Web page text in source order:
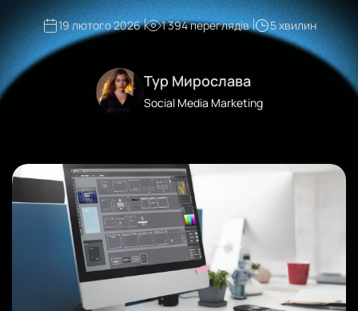
19 лютого 2026 1 394 переглядів 5 хвилин
Тур Мирослава
Social Media Marketing